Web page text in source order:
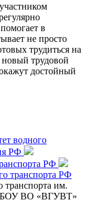
в
не просто
трудиться на
трудовой
достойный
водного
РФ
РФ
транспорта РФ
транспорта им.
ВО «ВГУВТ»